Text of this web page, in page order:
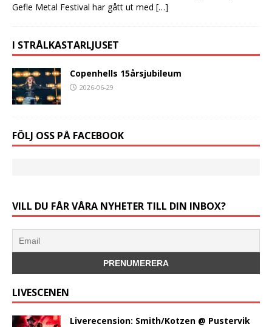
Gefle Metal Festival har gått ut med […]
I STRÅLKASTARLJUSET
Copenhells 15årsjubileum
2026-06-29
FÖLJ OSS PÅ FACEBOOK
VILL DU FÅR VÅRA NYHETER TILL DIN INBOX?
LIVESCENEN
Liverecension: Smith/Kotzen @ Pustervik